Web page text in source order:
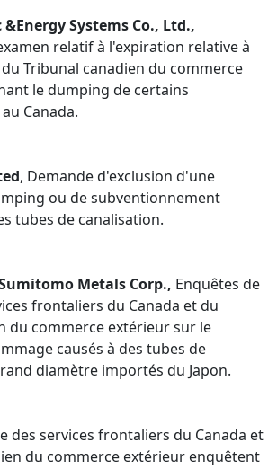
Systems Co., Ltd.,
relatif à l'expiration relative à
Tribunal canadien du commerce
le dumping de certains
Canada.
, Demande d'exclusion d'une
ou de subventionnement
tubes de canalisation.
Metals Corp., Enquêtes de
frontaliers du Canada et du
du commerce extérieur sur le
causés à des tubes de
diamètre importés du Japon.
des services frontaliers du Canada et
du commerce extérieur enquêtent